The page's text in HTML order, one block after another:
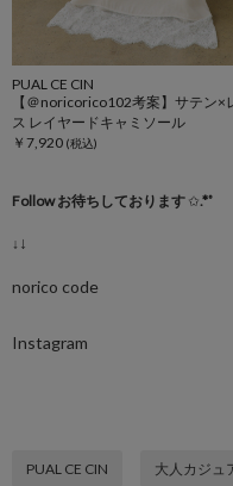
PUAL CE CIN
【＠noricorico102考案】サテン×
ス レイヤードキャミソール
￥7,920
Followお待ちしております ✩.*˚
↓ ↓
norico code ‪‪
Instagram ‪‪
PUAL CE CIN 大人カジュ